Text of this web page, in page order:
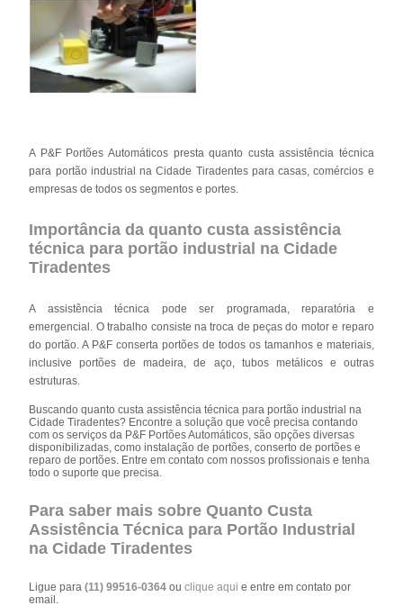
A P&F Portões Automáticos presta quanto custa assistência técnica
para portão industrial na Cidade Tiradentes para casas, comércios e
empresas de todos os segmentos e portes.
Importância da quanto custa assistência
técnica para portão industrial na Cidade
Tiradentes
A assistência técnica pode ser programada, reparatória e
emergencial. O trabalho consiste na troca de peças do motor e reparo
do portão. A P&F conserta portões de todos os tamanhos e materiais,
inclusive portões de madeira, de aço, tubos metálicos e outras
estruturas.
Buscando quanto custa assistência técnica para portão industrial na
Cidade Tiradentes? Encontre a solução que você precisa contando
com os serviços da P&F Portões Automáticos, são opções diversas
disponibilizadas, como instalação de portões, conserto de portões e
reparo de portões. Entre em contato com nossos profissionais e tenha
todo o suporte que precisa.
Para saber mais sobre Quanto Custa
Assistência Técnica para Portão Industrial
na Cidade Tiradentes
Ligue para(11) 99516-0364ouclique aqui e entre em contato por
email.